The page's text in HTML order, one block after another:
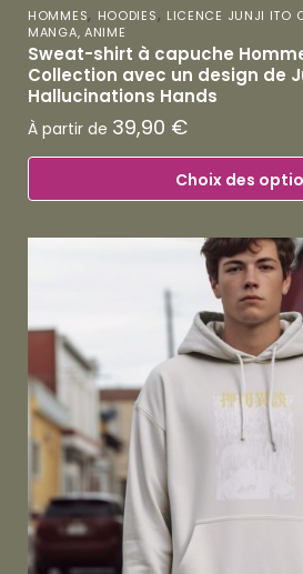
HOMMES, HOODIES, LICENCE JUNJI ITO
MANGA, ANIME
Sweat-shirt à capuche
Collection avec un design de
Hallucinations Hands
À partir de 39,90 €
Choix des